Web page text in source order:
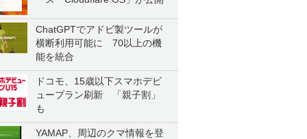
ChatGPTでアドビ製ツールが
横断利用可能に 70以上の機
能を統合
ドコモ、15歳以下スマホデビ
ュープラン刷新 「親子割」
も
YAMAP、周辺のクマ情報を登